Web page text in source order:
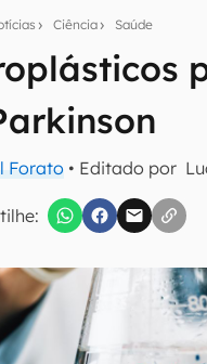
Ciência Saúde
Forato • Editado por
Seu resumo
a newsletter do
Confirmo que li, aceito e